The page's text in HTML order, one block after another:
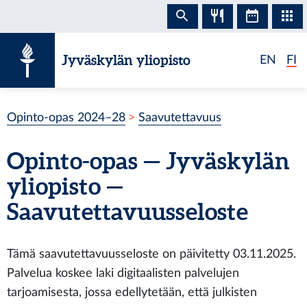
Jyväskylän yliopisto EN FI
Opinto-opas 2024–28 Saavutettavuus
Opinto-opas — Jyväskylän
yliopisto —
Saavutettavuusseloste
Tämä saavutettavuusseloste on päivitetty 03.11.2025.
Palvelua koskee laki digitaalisten palvelujen
tarjoamisesta, jossa edellytetään, että julkisten